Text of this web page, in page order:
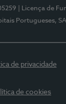
| Licença de
Portugueses, SA
de privacidade
de cookies